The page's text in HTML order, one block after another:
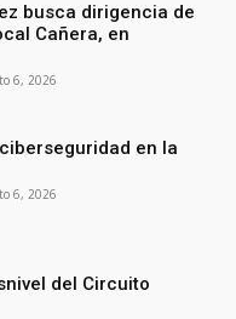
busca dirigencia de
Cañera, en
6, 2026
en la
6, 2026
del Circuito